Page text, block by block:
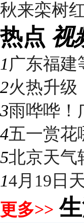
秋来栾树
热点 视
1 广东福建
2火热升级
3雨哗哗！
4五一赏花
5北京天气
14月19日
更多>>